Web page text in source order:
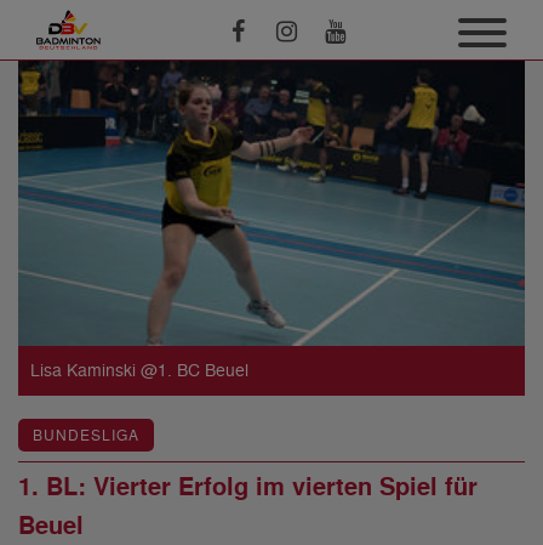
Lisa Kaminski @1. BC Beuel
BUNDESLIGA
1. BL: Vierter Erfolg im vierten Spiel für
Beuel